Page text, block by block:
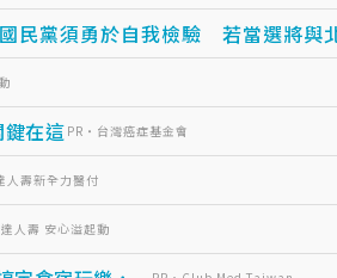
民黨須勇於自我檢驗 若當選將與
在這 PR・台灣癌症基金會
人壽新全力醫付
人壽 安心溢起動